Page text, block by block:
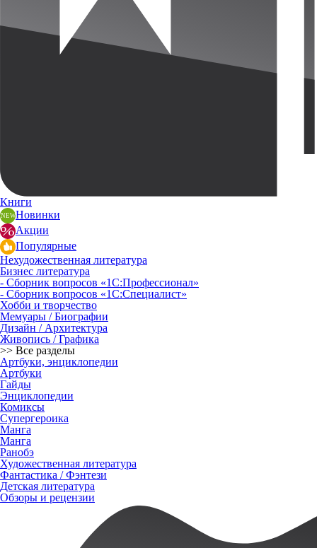
Книги
Новинки
Акции
Популярные
Нехудожественная литература
Бизнес литература
- Сборник вопросов «1С:Профессионал»
- Сборник вопросов «1С:Специалист»
Хобби и творчество
Мемуары / Биографии
Дизайн / Архитектура
Живопись / Графика
>> Все разделы
Артбуки, энциклопедии
Артбуки
Гайды
Энциклопедии
Комиксы
Супергероика
Манга
Манга
Ранобэ
Художественная литература
Фантастика / Фэнтези
Детская литература
Обзоры и рецензии